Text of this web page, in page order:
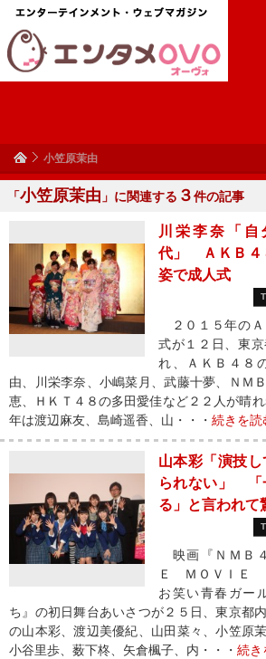
小笠原茉由
「小笠原茉由 」に関連する ３件の記事
川栄李奈「
代」 ＡＫＢ４
姿で成人式
２０１５年のＡ
式が１２日、東
れ、ＡＫＢ４８
由、川栄李奈、小嶋菜月、武藤十夢、ＮＭ
恵、ＨＫＴ４８の多田愛佳など２２人が晴
年は渡辺麻友、島崎遥香、山・・・ 続きを読
山本彩「演技
られない」 「
る」と言われて
映画『ＮＭＢ
Ｅ ＭＯＶＩＥ
お笑い青春ガー
ち』の初日舞台あいさつが２５日、東京都
の山本彩、渡辺美優紀、山田菜々、小笠原
小谷里歩、薮下柊、矢倉楓子、内・・・ 続き